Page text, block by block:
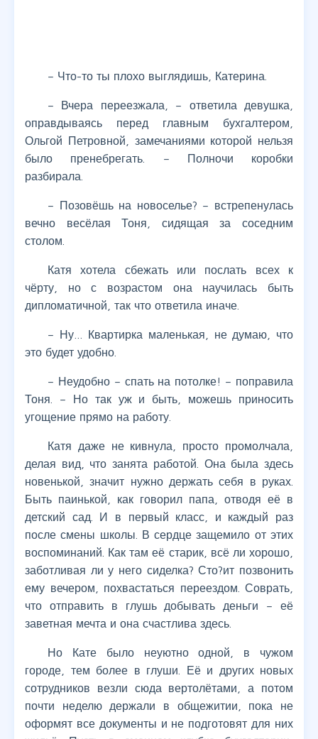
– Что-то ты плохо выглядишь, Катерина.
– Вчера переезжала, – ответила девушка,
оправдываясь перед главным бухгалтером,
Ольгой Петровной, замечаниями которой нельзя
было пренебрегать. – Полночи коробки
разбирала.
– Позовёшь на новоселье? – встрепенулась
вечно весёлая Тоня, сидящая за соседним
столом.
Катя хотела сбежать или послать всех к
чёрту, но с возрастом она научилась быть
дипломатичной, так что ответила иначе.
– Ну… Квартирка маленькая, не думаю, что
это будет удобно.
– Неудобно – спать на потолке! – поправила
Тоня. – Но так уж и быть, можешь приносить
угощение прямо на работу.
Катя даже не кивнула, просто промолчала,
делая вид, что занята работой. Она была здесь
новенькой, значит нужно держать себя в руках.
Быть паинькой, как говорил папа, отводя её в
детский сад. И в первый класс, и каждый раз
после смены школы. В сердце защемило от этих
воспоминаний. Как там её старик, всё ли хорошо,
заботливая ли у него сиделка? Сто?ит позвонить
ему вечером, похвастаться переездом. Соврать,
что отправить в глушь добывать деньги – её
заветная мечта и она счастлива здесь.
Но Кате было неуютно одной, в чужом
городе, тем более в глуши. Её и других новых
сотрудников везли сюда вертолётами, а потом
почти неделю держали в общежитии, пока не
оформят все документы и не подготовят для них